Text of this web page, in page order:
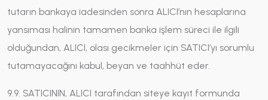
tutarın bankaya iadesinden sonra ALICI’nın hesaplarına
yansıması halinin tamamen banka işlem süreci ile ilgili
olduğundan, ALICI, olası gecikmeler için SATICI’yı sorumlu
tutamayacağını kabul, beyan ve taahhüt eder.
9.9. SATICININ, ALICI tarafından siteye kayıt formunda